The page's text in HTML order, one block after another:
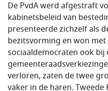
De PvdA werd afgestraft
kabinetsbeleid van
presenteerde zichzelf als
bezitsvorming en won
sociaaldemocraten ook bij
verloren, zaten de twee
vaker in de haren. Tweede